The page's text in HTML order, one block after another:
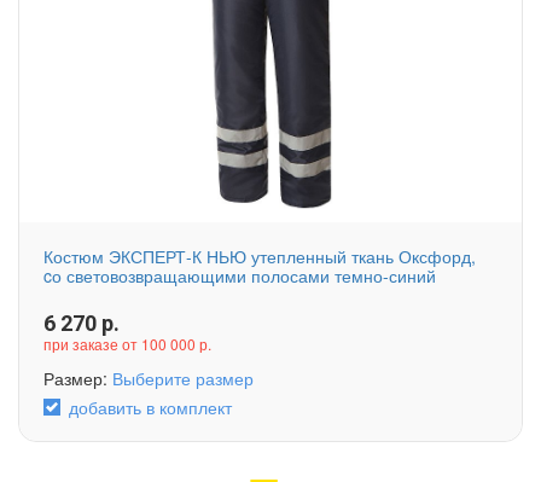
Костюм ЭКСПЕРТ-К НЬЮ утепленный ткань Оксфорд,
cо световозвращающими полосами темно-синий
6 270 р.
при заказе от 100 000 р.
Размер: Выберите размер
добавить в комплект